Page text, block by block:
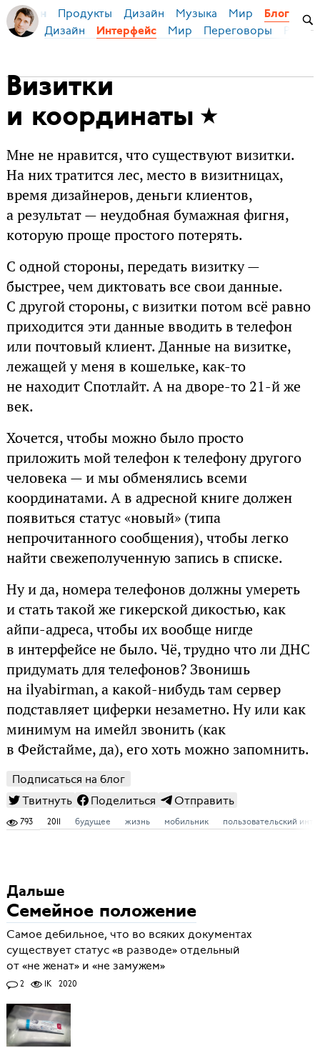
Бирман Продукты Дизайн Музыка Мир Блог
Дизайн Интерфейс Мир Переговоры
Визитки
и координаты
Мне не нравится, что существуют визитки.
На них тратится лес, место в визитницах,
время дизайнеров, деньги клиентов,
а результат — неудобная бумажная фигня,
которую проще простого потерять.
С одной стороны, передать визитку —
быстрее, чем диктовать все свои данные.
С другой стороны, с визитки потом всё равно
приходится эти данные вводить в телефон
или почтовый клиент. Данные на визитке,
лежащей у меня в кошельке, как-то
не находит Спотлайт. А на дворе-то 21-й же
век.
Хочется, чтобы можно было просто
приложить мой телефон к телефону другого
человека — и мы обменялись всеми
координатами. А в адресной книге должен
появиться статус «новый» (типа
непрочитанного сообщения), чтобы легко
найти свежеполученную запись в списке.
Ну и да, номера телефонов должны умереть
и стать такой же гикерской дикостью, как
айпи-адреса, чтобы их вообще нигде
в интерфейсе не было. Чё, трудно что ли ДНС
придумать для телефонов? Звонишь
на ilyabirman, а какой-нибудь там сервер
подставляет циферки незаметно. Ну или как
минимум на имейл звонить (как
в Фейстайме, да), его хоть можно запомнить.
Подписаться на блог
Твитнуть
Поделиться Отправить
793 2011 будущее жизнь мобильник пользовательский
Дальше
Семейное положение
Самое дебильное, что во всяких документах
существует статус «в разводе» отдельный
от «не женат» и «не замужем»
2 1K 2020